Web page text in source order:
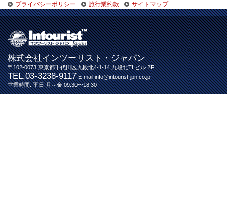
プライバシーポリシー 旅行業約款 サイトマップ
株式会社インツーリスト・ジャパン
〒102-0073 東京都千代田区九段北4-1-14 九段北TLビル 2F
TEL.03-3238-9117E-mail.info@intourist-jpn.co.jp
営業時間. 平日 月～金 09:30〜18:30